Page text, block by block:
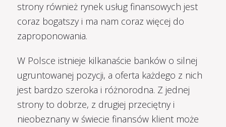
strony również rynek usług finansowych jest
coraz bogatszy i ma nam coraz więcej do
zaproponowania.
W Polsce istnieje kilkanaście banków o silnej
ugruntowanej pozycji, a oferta każdego z nich
jest bardzo szeroka i różnorodna. Z jednej
strony to dobrze, z drugiej przeciętny i
nieobeznany w świecie finansów klient może